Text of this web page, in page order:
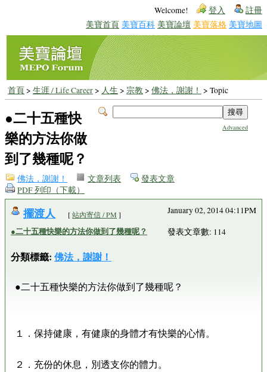
Welcome! 登入 註冊
美寶首頁 美寶百科 美寶論壇 美寶落格 美寶地圖
首頁> 生涯 / Life Career> 人生 > 宗教 > 佛法，謝謝！ > Topic
Advanced
●二十五種快
樂的方法你做
到了幾種呢？
佛法，謝謝！ 文章列表
發表文章
PDF 列印（下載）
擺渡人 [站內寄信 / PM ]
●二十五種快樂的方法你做到了幾種呢？
分類標籤: 佛法，謝謝！
January 02, 2014 04:11PM
發表文章數: 114
●二十五種快樂的方法你做到了幾種呢？
１．保持健康，有健康的身體才有快樂的心情。
２．充份的休息，別透支你的體力。